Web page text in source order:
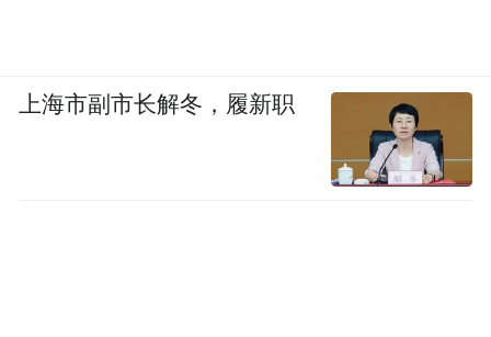
上海市副市长解冬，履新职